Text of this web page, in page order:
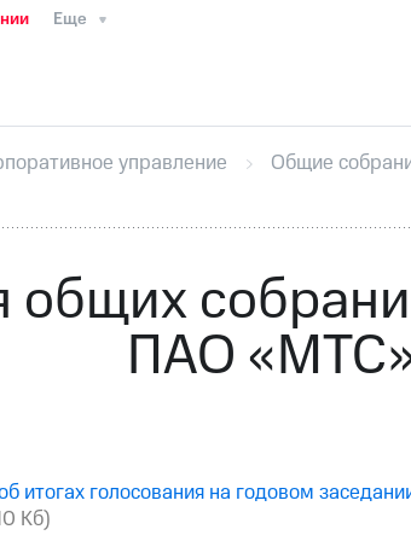
Еще
ИнтервьюФинансовая
секретарьРаскрытие
кабинет акционера
выкупа акцийДивиденды
управление
Общие
общих
ПАО
итогах голосования на годовом
Кб)